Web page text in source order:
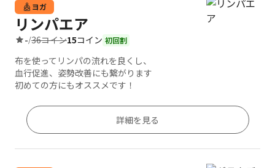
ヨガ
リンパエア
-/36コイン15コイン 初回割
布を使ってリンパの流れを良くし、
血行促進、姿勢改善にも繋がります
初めての方にもオススメです！
詳細を見る